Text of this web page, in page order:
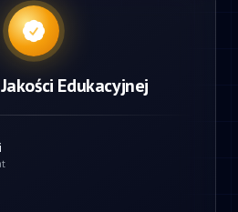
Edukacyjnej